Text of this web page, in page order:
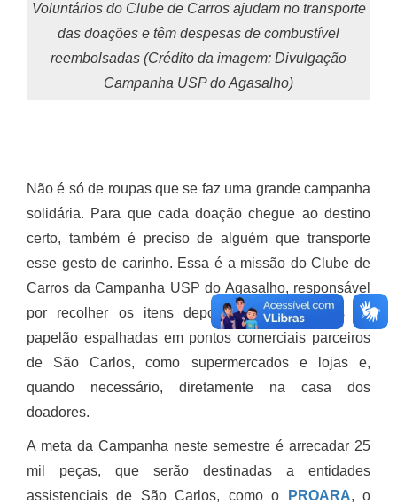
Voluntários do Clube de Carros ajudam no transporte
das doações e têm despesas de combustível
reembolsadas (Crédito da imagem: Divulgação
Campanha USP do Agasalho)
Não é só de roupas que se faz uma grande campanha
solidária. Para que cada doação chegue ao destino
certo, também é preciso de alguém que transporte
esse gesto de carinho. Essa é a missão do Clube de
Carros da Campanha USP do Agasalho, responsável
por recolher os itens depositados nas caixas de
papelão espalhadas em pontos comerciais parceiros
de São Carlos, como supermercados e lojas e,
quando necessário, diretamente na casa dos
doadores.
A meta da Campanha neste semestre é arrecadar 25
mil peças, que serão destinadas a entidades
assistenciais de São Carlos, como o
PROARA, o